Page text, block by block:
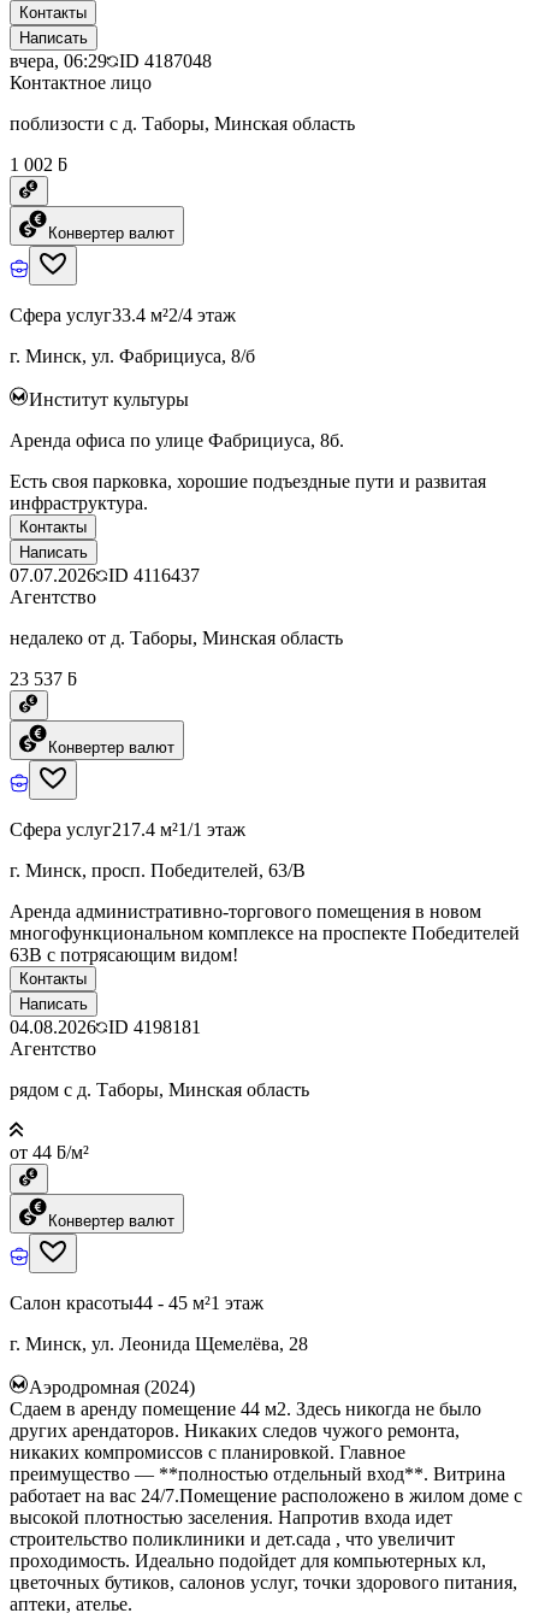
Контакты
Написать
вчера, 06:29 ID 4187048
Контактное лицо
поблизости с д. Таборы, Минская область
1 002 ƃ
Конвертер валют
Сфера услуг33.4 м²2/4 этаж
г. Минск, ул. Фабрициуса, 8/б
Институт культуры
Аренда офиса по улице Фабрициуса, 8б.
Есть своя парковка, хорошие подъездные пути и развитая
инфраструктура.
Контакты
Написать
07.07.2026 ID 4116437
Агентство
недалеко от д. Таборы, Минская область
23 537 ƃ
Конвертер валют
Сфера услуг217.4 м²1/1 этаж
г. Минск, просп. Победителей, 63/В
Аренда административно-торгового помещения в новом
многофункциональном комплексе на проспекте Победителей
63В с потрясающим видом!
Контакты
Написать
04.08.2026 ID 4198181
Агентство
рядом с д. Таборы, Минская область
от 44 ƃ/м²
Конвертер валют
Салон красоты44 - 45 м²1 этаж
г. Минск, ул. Леонида Щемелёва, 28
Аэродромная (2024)
Сдаем в аренду помещение 44 м2. Здесь никогда не было
других арендаторов. Никаких следов чужого ремонта,
никаких компромиссов с планировкой. Главное
преимущество — **полностью отдельный вход**. Витрина
работает на вас 24/7.Помещение расположено в жилом доме с
высокой плотностью заселения. Напротив входа идет
строительство поликлиники и дет.сада , что увеличит
проходимость. Идеально подойдет для компьютерных кл,
цветочных бутиков, салонов услуг, точки здорового питания,
аптеки, ателье.